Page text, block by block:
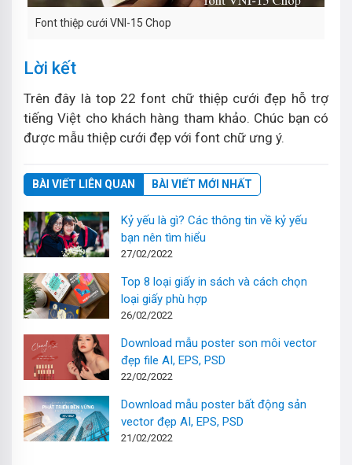
Font thiệp cưới VNI-15 Chop
Lời kết
Trên đây là top 22 font chữ thiệp cưới đẹp hỗ trợ
tiếng Việt cho khách hàng tham khảo. Chúc bạn có
được mẫu thiệp cưới đẹp với font chữ ưng ý.
BÀI VIẾT LIÊN QUAN BÀI VIẾT MỚI NHẤT
Kỷ yếu là gì? Các thông tin về kỷ yếu
bạn nên tìm hiểu
27/02/2022
Top 8 loại giấy in sách và cách chọn
loại giấy phù hợp
26/02/2022
Download mẫu poster son môi vector
đẹp file AI, EPS, PSD
22/02/2022
Download mẫu poster bất động sản
vector đẹp AI, EPS, PSD
21/02/2022